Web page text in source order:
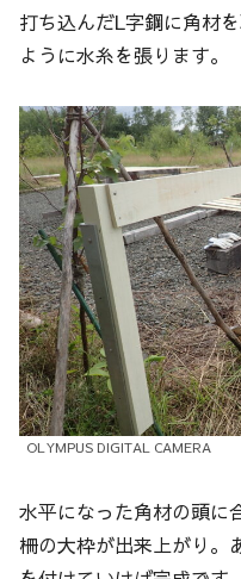
打ち込んだL字鋼に角材
ように水糸を張ります。
OLYMPUS DIGITAL CAMERA
水平になった角材の頭に
柵の大枠が出来上がり。